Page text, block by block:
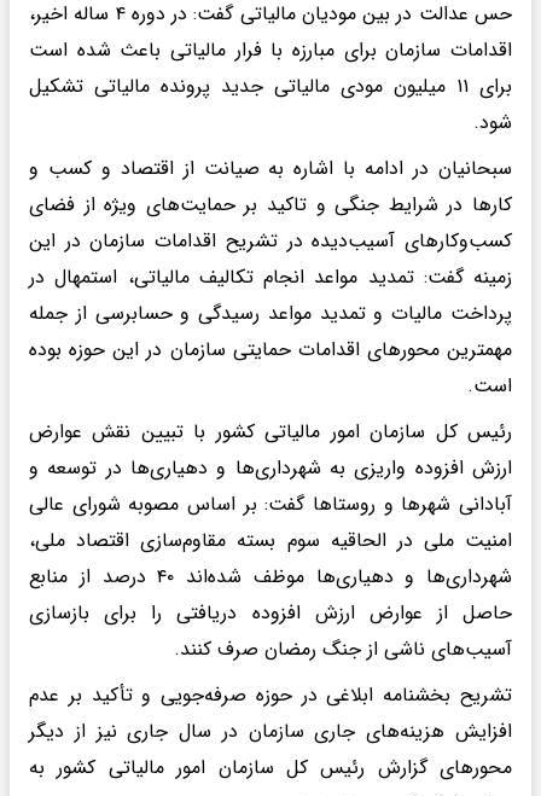
حس عدالت در بین مودیان مالیاتی گفت: در دوره ۴ ساله اخیر،
اقدامات سازمان برای مبارزه با فرار مالیاتی باعث شده است
برای ۱۱ میلیون مودی مالیاتی جدید پرونده مالیاتی تشکیل
شود.
سبحانیان در ادامه با اشاره به صیانت از اقتصاد و کسب و
کارها در شرایط جنگی و تاکید بر حمایت‌های ویژه از فضای
کسب‌وکارهای آسیب‌دیده در تشریح اقدامات سازمان در این
زمینه گفت: تمدید مواعد انجام تکالیف مالیاتی، استمهال در
پرداخت مالیات و تمدید مواعد رسیدگی و حسابرسی از جمله
مهمترین محورهای اقدامات حمایتی سازمان در این حوزه بوده
است.
رئیس کل سازمان امور مالیاتی کشور با تبیین نقش عوارض
ارزش افزوده واریزی به شهرداری‌ها و دهیاری‌ها در توسعه و
آبادانی شهرها و روستاها گفت: بر اساس مصوبه شورای عالی
امنیت ملی در الحاقیه سوم بسته مقاوم‌سازی اقتصاد ملی،
شهرداری‌ها و دهیاری‌ها موظف شده‌اند ۴۰ درصد از منابع
حاصل از عوارض ارزش افزوده دریافتی را برای بازسازی
آسیب‌های ناشی از جنگ رمضان صرف کنند.
تشریح بخشنامه ابلاغی در حوزه صرفه‌جویی و تأکید بر عدم
افزایش هزینه‌های جاری سازمان در سال جاری نیز از دیگر
محورهای گزارش رئیس کل سازمان امور مالیاتی کشور به